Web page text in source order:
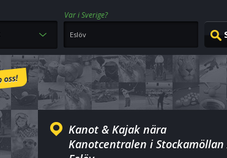
Var i Sverige?
Kanot & Kajak nära
Kanotcentralen i